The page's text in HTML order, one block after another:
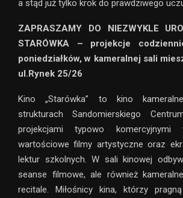
a stąd już tylko krok do prawdziwego
ZAPRASZAMY DO NIEZWYKLE
STARÓWKA – projekcje
poniedziałków, w kameralnej sali
ul.Rynek 25/26
Kino „Starówka” to kino
strukturach Sandomierskiego
projekcjami typowo komercyjnymi
wartościowe filmy artystyczne oraz
lektur szkolnych. W sali kinowej
seanse filmowe, ale również
recitale. Miłośnicy kina, którzy